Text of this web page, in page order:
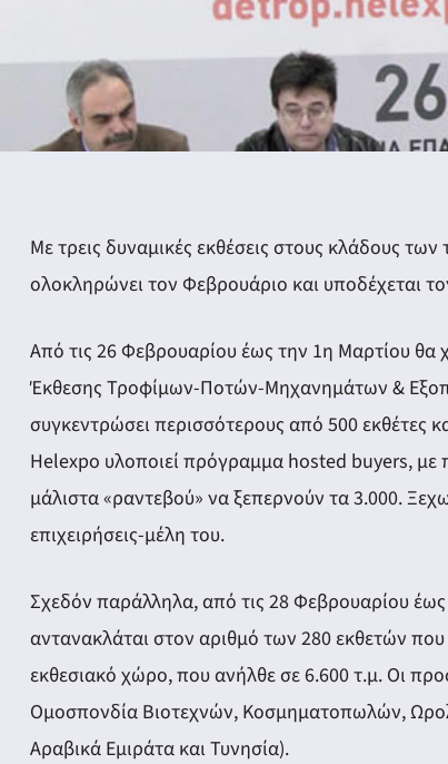
Με τρεις δυναμικές εκθέσεις στους κλάδους
ολοκληρώνει τον Φεβρουάριο και υποδέχεται
Από τις 26 Φεβρουαρίου έως την 1η Μαρτίου
Έκθεσης Τροφίμων-Ποτών-Μηχανημάτων &
συγκεντρώσει περισσότερους από 500 εκθέτες
Helexpo υλοποιεί πρόγραμμα hosted buyers, με
μάλιστα «ραντεβού» να ξεπερνούν τα 3.000.
επιχειρήσεις-μέλη του.
Σχεδόν παράλληλα, από τις 28 Φεβρουαρίου
αντανακλάται στον αριθμό των 280 εκθετών
εκθεσιακό χώρο, που ανήλθε σε 6.600 τ.μ. Οι
Ομοσπονδία Βιοτεχνών, Κοσμηματοπωλών,
Αραβικά Εμιράτα και Τυνησία).